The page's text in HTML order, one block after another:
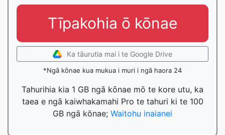
Tīpakohia ō kōnae
Ka tāurutia mai i te Google Drive
*Ngā kōnae kua mukua i muri i ngā haora 24
Tahurihia kia 1 GB ngā kōnae mō te kore utu, ka
taea e ngā kaiwhakamahi Pro te tahuri ki te 100
GB ngā kōnae; Waitohu inaianei